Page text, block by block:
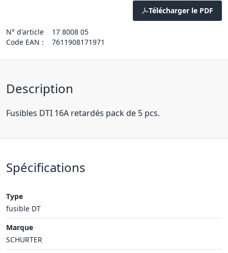
Télécharger le PDF
N° d'article
17 8008 05
Code EAN :
7611908171971
Description
Fusibles DTI 16A retardés pack de 5 pcs.
Spécifications
Type
fusible DT
Marque
SCHURTER